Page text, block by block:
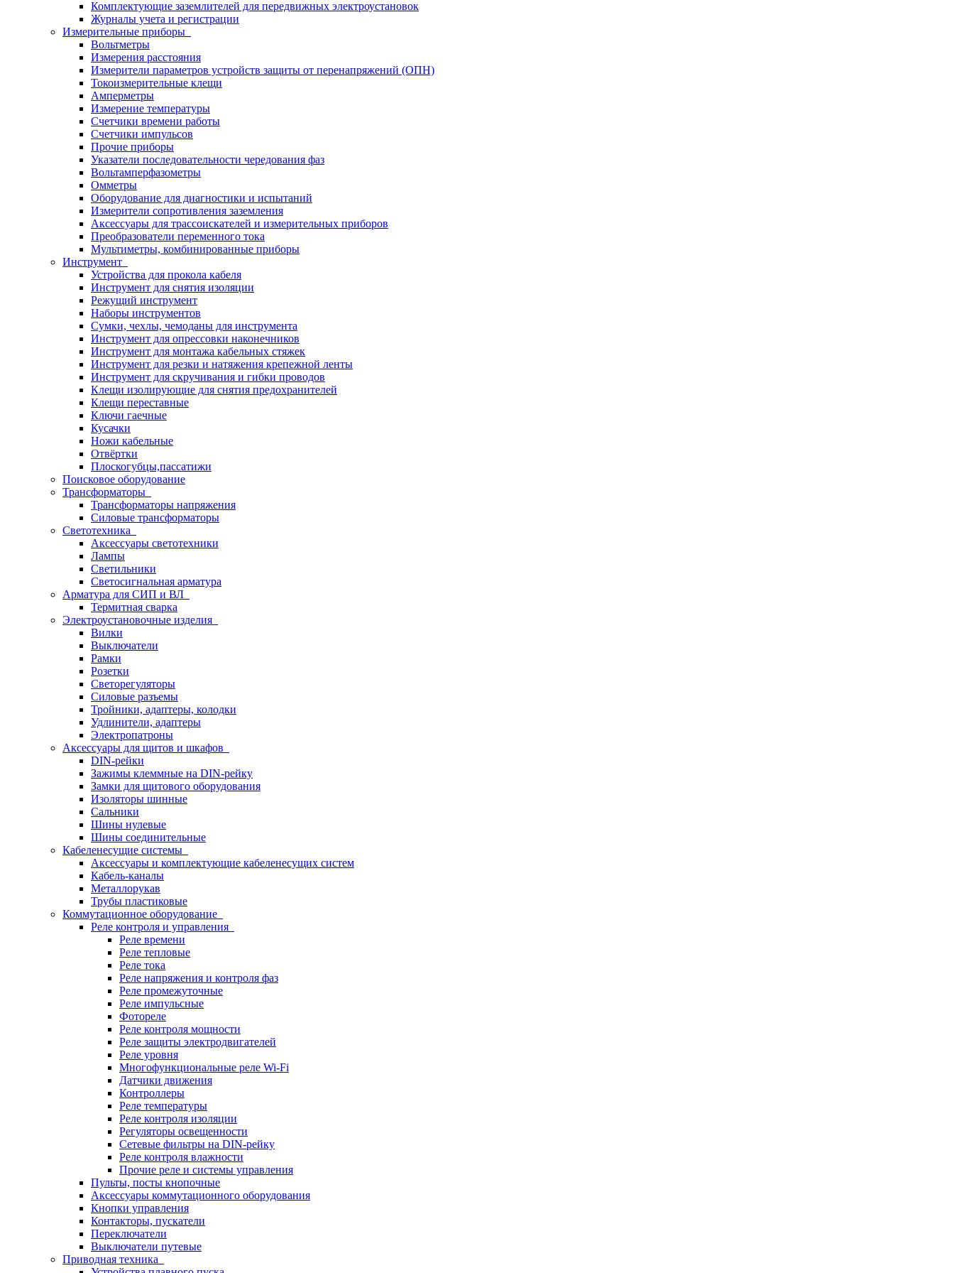
Комплектующие заземлителей для передвижных электроустановок
Журналы учета и регистрации
Измерительные приборы
Вольтметры
Измерения расстояния
Измерители параметров устройств защиты от перенапряжений (ОПН)
Токоизмерительные клещи
Амперметры
Измерение температуры
Счетчики времени работы
Счетчики импульсов
Прочие приборы
Указатели последовательности чередования фаз
Вольтамперфазометры
Омметры
Оборудование для диагностики и испытаний
Измерители сопротивления заземления
Аксессуары для трассоискателей и измерительных приборов
Преобразователи переменного тока
Мультиметры, комбинированные приборы
Инструмент
Устройства для прокола кабеля
Инструмент для снятия изоляции
Режущий инструмент
Наборы инструментов
Сумки, чехлы, чемоданы для инструмента
Инструмент для опрессовки наконечников
Инструмент для монтажа кабельных стяжек
Инструмент для резки и натяжения крепежной ленты
Инструмент для скручивания и гибки проводов
Клещи изолирующие для снятия предохранителей
Клещи переставные
Ключи гаечные
Кусачки
Ножи кабельные
Отвёртки
Плоскогубцы,пассатижи
Поисковое оборудование
Трансформаторы
Трансформаторы напряжения
Силовые трансформаторы
Светотехника
Аксессуары светотехники
Лампы
Светильники
Светосигнальная арматура
Арматура для СИП и ВЛ
Термитная сварка
Электроустановочные изделия
Вилки
Выключатели
Рамки
Розетки
Светорегуляторы
Силовые разъемы
Тройники, адаптеры, колодки
Удлинители, адаптеры
Электропатроны
Аксессуары для щитов и шкафов
DIN-рейки
Зажимы клеммные на DIN-рейку
Замки для щитового оборудования
Изоляторы шинные
Сальники
Шины нулевые
Шины соединительные
Кабеленесущие системы
Аксессуары и комплектующие кабеленесущих систем
Кабель-каналы
Металлорукав
Трубы пластиковые
Коммутационное оборудование
Реле контроля и управления
Реле времени
Реле тепловые
Реле тока
Реле напряжения и контроля фаз
Реле промежуточные
Реле импульсные
Фотореле
Реле контроля мощности
Реле защиты электродвигателей
Реле уровня
Многофункциональные реле Wi-Fi
Датчики движения
Контроллеры
Реле температуры
Реле контроля изоляции
Регуляторы освещенности
Сетевые фильтры на DIN-рейку
Реле контроля влажности
Прочие реле и системы управления
Пульты, посты кнопочные
Аксессуары коммутационного оборудования
Кнопки управления
Контакторы, пускатели
Переключатели
Выключатели путевые
Приводная техника